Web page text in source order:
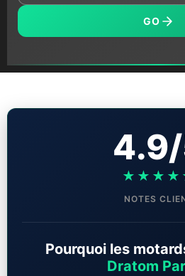
GO
NOTES
Pourquoi les
Dratom